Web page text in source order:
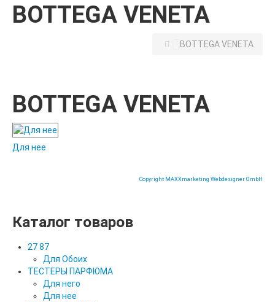
BOTTEGA VENETA
BOTTEGA VENETA
BOTTEGA VENETA
Для нее
Copyright MAXXmarketing Webdesigner GmbH
Каталог товаров
27 87
Для Обоих
ТЕСТЕРЫ ПАРФЮМА
Для него
Для нее